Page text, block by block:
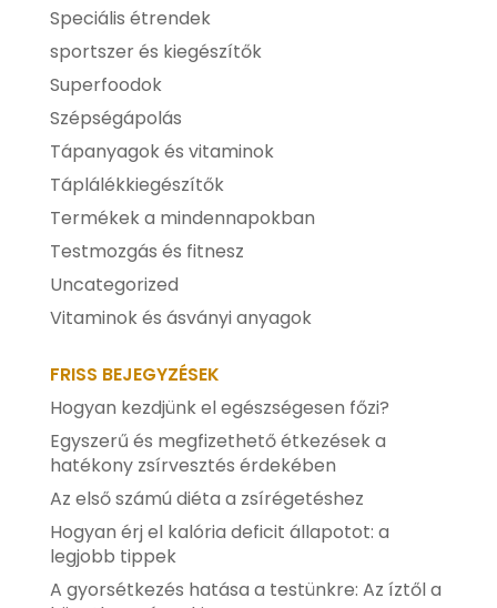
Speciális étrendek
sportszer és kiegészítők
Superfoodok
Szépségápolás
Tápanyagok és vitaminok
Táplálékkiegészítők
Termékek a mindennapokban
Testmozgás és fitnesz
Uncategorized
Vitaminok és ásványi anyagok
FRISS BEJEGYZÉSEK
Hogyan kezdjünk el egészségesen főzi?
Egyszerű és megfizethető étkezések a
hatékony zsírvesztés érdekében
Az első számú diéta a zsírégetéshez
Hogyan érj el kalória deficit állapotot: a
legjobb tippek
A gyorsétkezés hatása a testünkre: Az íztől a